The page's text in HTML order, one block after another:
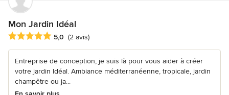
Mon Jardin Idéal
Note moyenne : 5 étoiles sur 5
5,0 (2 avis)
Entreprise de conception, je suis là pour vous aider à créer
votre jardin Idéal. Ambiance méditerranéenne, tropicale, jardin
champêtre ou ja...